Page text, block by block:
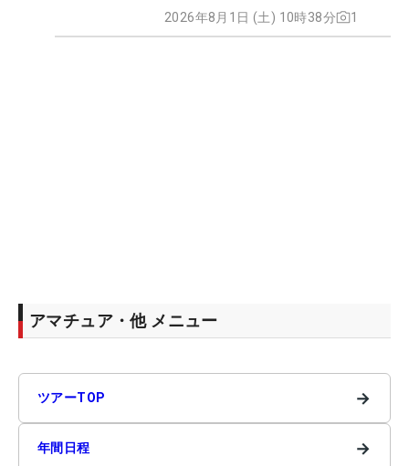
2026年8月1日 (土) 10時38分 1
アマチュア・他 メニュー
ツアーTOP →
年間日程 →